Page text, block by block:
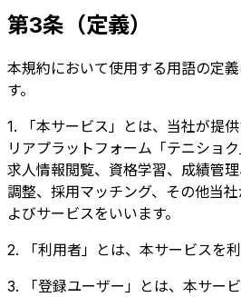
第3条（定義）
本規約において使用する用語の定
す。
1. 「本サービス」とは、当社が提
リアプラットフォーム「テニショ
求人情報閲覧、資格学習、成績管
調整、採用マッチング、その他当
よびサービスをいいます。
2. 「利用者」とは、本サービスを
3. 「登録ユーザー」とは、本サー